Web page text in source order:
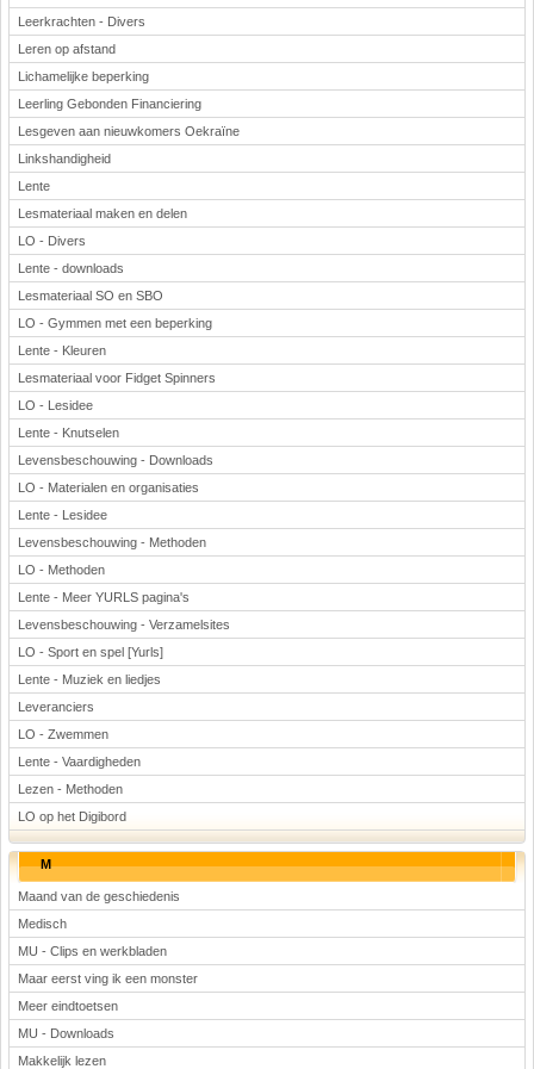
Leerkrachten - Divers
Leren op afstand
Lichamelijke beperking
Leerling Gebonden Financiering
Lesgeven aan nieuwkomers Oekraïne
Linkshandigheid
Lente
Lesmateriaal maken en delen
LO - Divers
Lente - downloads
Lesmateriaal SO en SBO
LO - Gymmen met een beperking
Lente - Kleuren
Lesmateriaal voor Fidget Spinners
LO - Lesidee
Lente - Knutselen
Levensbeschouwing - Downloads
LO - Materialen en organisaties
Lente - Lesidee
Levensbeschouwing - Methoden
LO - Methoden
Lente - Meer YURLS pagina's
Levensbeschouwing - Verzamelsites
LO - Sport en spel [Yurls]
Lente - Muziek en liedjes
Leveranciers
LO - Zwemmen
Lente - Vaardigheden
Lezen - Methoden
LO op het Digibord
M
Maand van de geschiedenis
Medisch
MU - Clips en werkbladen
Maar eerst ving ik een monster
Meer eindtoetsen
MU - Downloads
Makkelijk lezen